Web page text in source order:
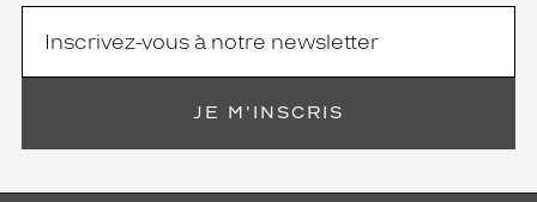
JE M'INSCRIS